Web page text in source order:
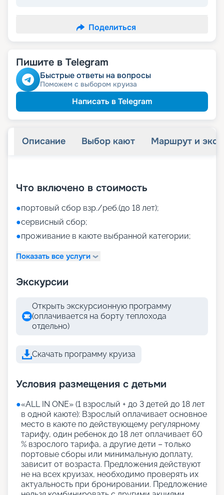
Поделиться
Пишите в Telegram
Быстрые ответы на вопросы
Поможем с выбором круиза
Написать в Telegram
Описание Выбор кают Маршрут и
Что включено в стоимость
●портовый сбор взр./реб.(до 18 лет);
●сервисный сбор;
●проживание в каюте выбранной категории;
Показать все услуги
Экскурсии
Открыть экскурсионную программу
(оплачивается на борту теплохода
отдельно)
Скачать программу круиза
Условия размещения с детьми
●«АLL IN ONE» (1 взрослый + до 3 детей до 18 лет
в одной каюте): Взрослый оплачивает основное
место в каюте по действующему регулярному
тарифу, один ребенок до 18 лет оплачивает 60
% взрослого тарифа, а другие дети – только
портовые сборы или минимальную доплату,
зависит от возраста. Предложения действуют
не на всех круизах, необходимо проверять их
актуальность при бронировании. Предложение